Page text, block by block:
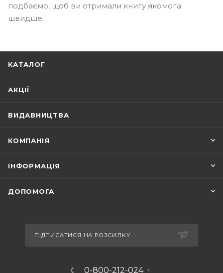
подбаємо, щоб ви отримали книгу якомога
швидше.
КАТАЛОГ
АКЦІЇ
ВИДАВНИЦТВА
КОМПАНІЯ
ІНФОРМАЦІЯ
ДОПОМОГА
ПІДПИСАТИСЯ НА РОЗСИЛКУ
0-800-212-024